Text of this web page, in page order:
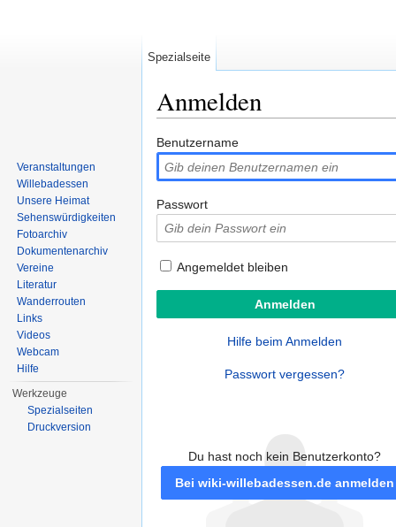
Anmelden
Benutzername
Passwort
Angemeldet bleiben
Hilfe beim Anmelden
Passwort vergessen?
Du hast noch kein Benutzerkonto?
Bei wiki-willebadessen.de anmelden
Spezialseite
Veranstaltungen
Willebadessen
Unsere Heimat
Sehenswürdigkeiten
Fotoarchiv
Dokumentenarchiv
Vereine
Literatur
Wanderrouten
Links
Videos
Webcam
Hilfe
Werkzeuge
Spezialseiten
Druckversion